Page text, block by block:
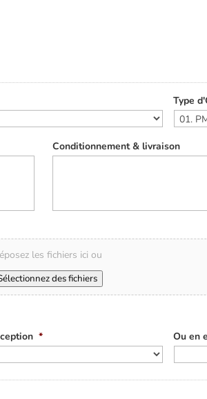
Type
Conditionnement & livraison
les fichiers ici ou
des fichiers
* Ou en